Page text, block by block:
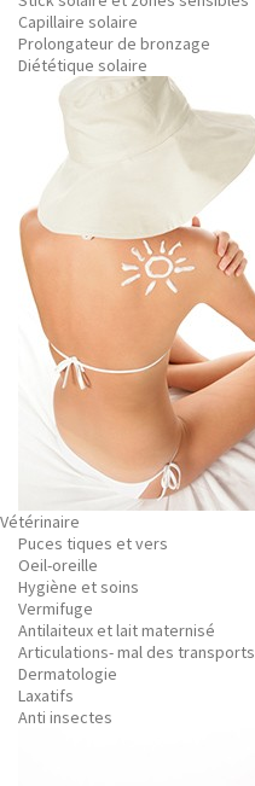
Capillaire solaire
Prolongateur de bronzage
Diététique solaire
Vétérinaire
Puces tiques et vers
Oeil-oreille
Hygiène et soins
Vermifuge
Antilaiteux et lait maternisé
Articulations- mal des transports
Dermatologie
Laxatifs
Anti insectes